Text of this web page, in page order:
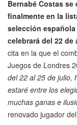
Bernabé Costas
finalmente en la
selección
celebrará del 22 de
cita en la que el
Juegos de Londres
del 22 al 25 de julio,
estaré entre los
muchas ganas e
renovado jugador